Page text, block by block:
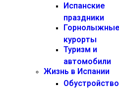
Испанские
праздники
Горнолыжные
курорты
Туризм и
автомобили
Жизнь в Испании
Обустройство